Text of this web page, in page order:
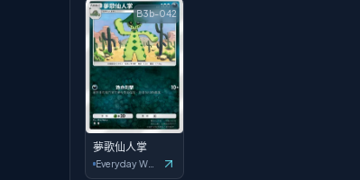
B3b-042
夢歌仙人掌
Everyday Wonders